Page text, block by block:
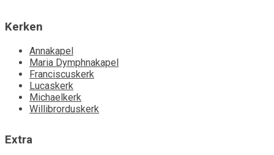
Kerken
Annakapel
Maria Dymphnakapel
Franciscuskerk
Lucaskerk
Michaelkerk
Willibrorduskerk
Extra